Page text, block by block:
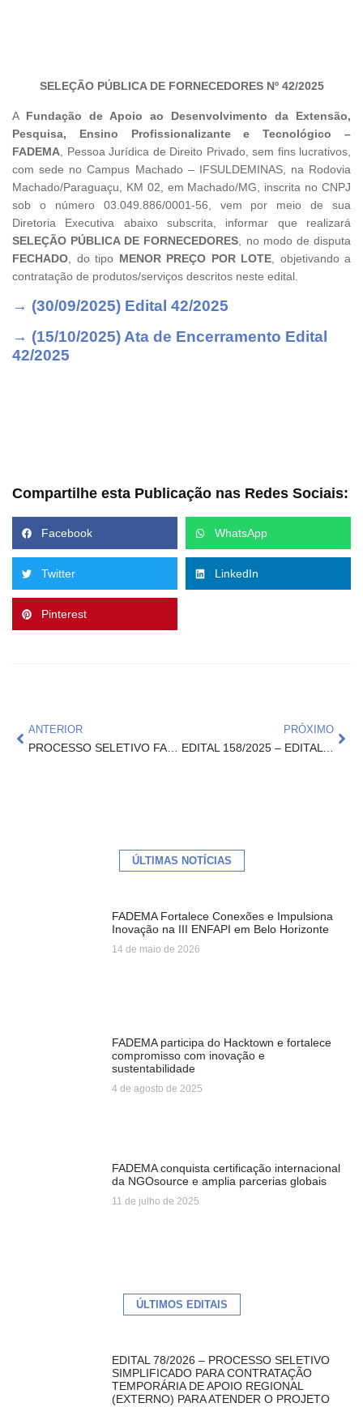
SELEÇÃO PÚBLICA DE FORNECEDORES Nº 42/2025
A Fundação de Apoio ao Desenvolvimento da Extensão,
Pesquisa, Ensino Profissionalizante e Tecnológico –
FADEMA, Pessoa Jurídica de Direito Privado, sem fins lucrativos,
com sede no Campus Machado – IFSULDEMINAS, na Rodovia
Machado/Paraguaçu, KM 02, em Machado/MG, inscrita no CNPJ
sob o número 03.049.886/0001-56, vem por meio de sua
Diretoria Executiva abaixo subscrita, informar que realizará
SELEÇÃO PÚBLICA DE FORNECEDORES, no modo de disputa
FECHADO, do tipo MENOR PREÇO POR LOTE, objetivando a
contratação de produtos/serviços descritos neste edital.
→ (30/09/2025) Edital 42/2025
→ (15/10/2025) Ata de Encerramento Edital
42/2025
Compartilhe esta Publicação nas Redes Sociais:
Facebook WhatsApp
Twitter LinkedIn
Pinterest
ANTERIOR
PROCESSO SELETIVO FADEMA N° 157/2025 EDITAL DE PROCESSO SELETIVO PARA CONTRATAÇÃO TEMPORÁRIA DE BOLSISTAS INTERNOS PARA ATUAREM NO PROJETO CECANE 2024/2026
PRÓXIMO
EDITAL 158/2025 – EDITAL DE PROCESSO SELETIVO SIMPLIFICADO PARA CONTRATAÇÃO TEMPORÁRIA DE INSTRUTORES EXTERNOS PARA ATENDER O PROJETO CAPACITA EM REDE
ÚLTIMAS NOTÍCIAS
FADEMA Fortalece Conexões e Impulsiona
Inovação na III ENFAPI em Belo Horizonte
14 de maio de 2026
FADEMA participa do Hacktown e fortalece
compromisso com inovação e
sustentabilidade
4 de agosto de 2025
FADEMA conquista certificação internacional
da NGOsource e amplia parcerias globais
11 de julho de 2025
ÚLTIMOS EDITAIS
EDITAL 78/2026 – PROCESSO SELETIVO
SIMPLIFICADO PARA CONTRATAÇÃO
TEMPORÁRIA DE APOIO REGIONAL
(EXTERNO) PARA ATENDER O PROJETO